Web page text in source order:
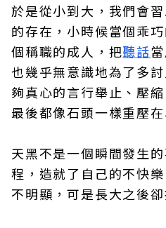
於是從小到大，我們會
的存在，小時候當個乖
個稱職的成人，把聽話
也幾乎無意識地為了多
夠真心的言行舉止、壓
最後都像石頭一樣重壓在
天黑不是一個瞬間發生
程，造就了自己的不快
不明顯，可是長大之後卻